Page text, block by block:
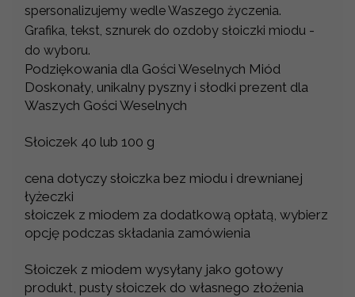
spersonalizujemy wedle Waszego życzenia.
Grafika, tekst, sznurek do ozdoby słoiczki miodu -
do wyboru.
Podziękowania dla Gości Weselnych Miód
Doskonały, unikalny pyszny i słodki prezent dla
Waszych Gości Weselnych
Słoiczek 40 lub 100 g
cena dotyczy słoiczka bez miodu i drewnianej
łyżeczki
słoiczek z miodem za dodatkową opłatą, wybierz
opcję podczas składania zamówienia
Słoiczek z miodem wysyłany jako gotowy
produkt, pusty słoiczek do własnego złożenia